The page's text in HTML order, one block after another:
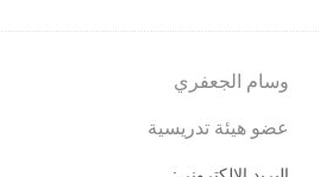
وسام الجعفري
عضو هيئة تدريسية